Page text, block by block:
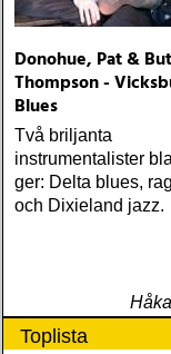
Donohue, Pat &
Thompson -
Blues
Två briljanta
instrumentalister
ger: Delta blues,
och Dixieland jazz.
Toplista